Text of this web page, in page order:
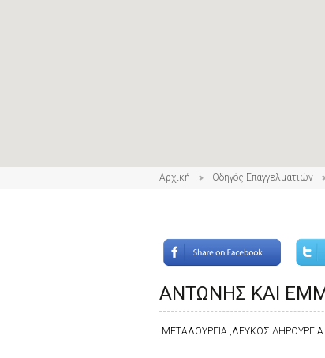
Αρχική Οδηγός Επαγγελματιών
ΑΝΤΩΝΗΣ ΚΑΙ
ΜΕΤΑΛΟΥΡΓΙΑ